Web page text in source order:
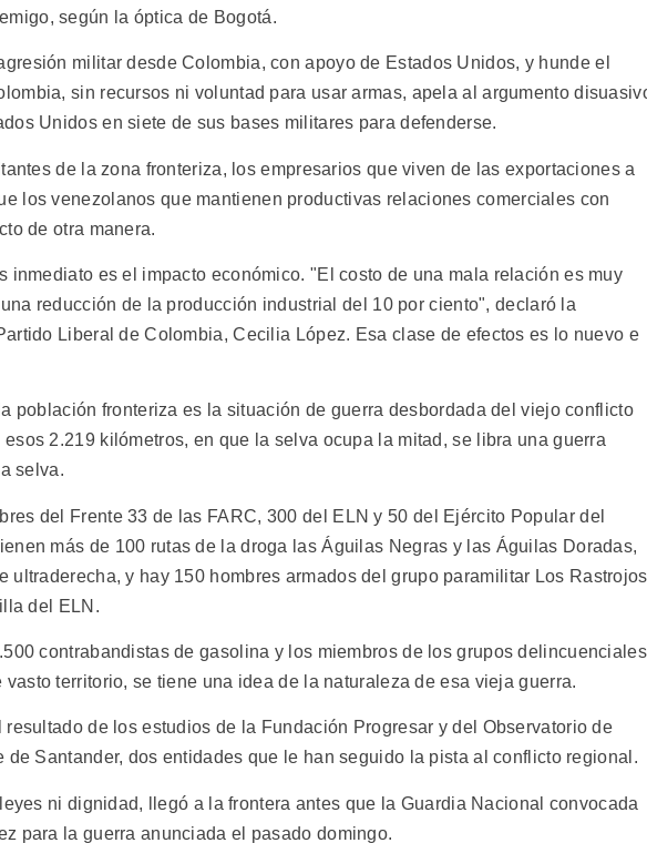
según la óptica de Bogotá.
militar desde Colombia, con apoyo de Estados Unidos, y hunde el
sin recursos ni voluntad para usar armas, apela al argumento
Unidos en siete de sus bases militares para defenderse.
de la zona fronteriza, los empresarios que viven de las exportaciones a
los venezolanos que mantienen productivas relaciones comerciales con
de otra manera.
inmediato es el impacto económico. "El costo de una mala relación es muy
reducción de la producción industrial del 10 por ciento", declaró la
Liberal de Colombia, Cecilia López. Esa clase de efectos es lo nuevo e
población fronteriza es la situación de guerra desbordada del viejo conflicto
2.219 kilómetros, en que la selva ocupa la mitad, se libra una guerra
selva.
del Frente 33 de las FARC, 300 del ELN y 50 del Ejército Popular del
más de 100 rutas de la droga las Águilas Negras y las Águilas Doradas,
ultraderecha, y hay 150 hombres armados del grupo paramilitar Los Rastrojos
del ELN.
contrabandistas de gasolina y los miembros de los grupos delincuenciales
vasto territorio, se tiene una idea de la naturaleza de esa vieja guerra.
resultado de los estudios de la Fundación Progresar y del Observatorio de
de Santander, dos entidades que le han seguido la pista al conflicto regional.
ni dignidad, llegó a la frontera antes que la Guardia Nacional convocada
para la guerra anunciada el pasado domingo.